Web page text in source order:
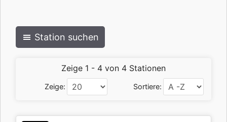
Station suchen
Zeige 1 - 4 von 4 Stationen
Zeige: Sortiere: